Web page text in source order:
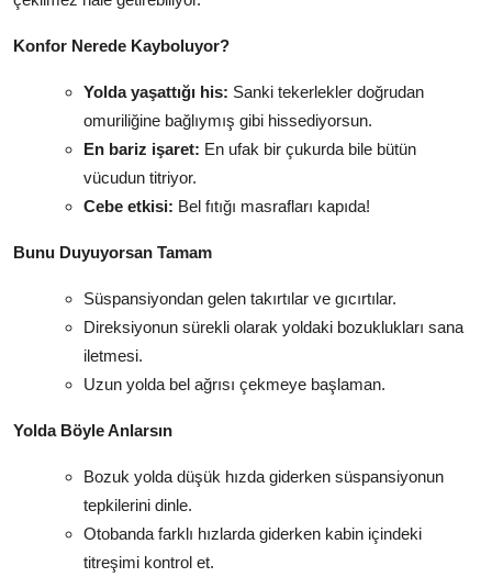
Konfor Nerede Kayboluyor?
Yolda yaşattığı his: Sanki tekerlekler doğrudan
omuriliğine bağlıymış gibi hissediyorsun.
En bariz işaret: En ufak bir çukurda bile bütün
vücudun titriyor.
Cebe etkisi: Bel fıtığı masrafları kapıda!
Bunu Duyuyorsan Tamam
Süspansiyondan gelen takırtılar ve gıcırtılar.
Direksiyonun sürekli olarak yoldaki bozuklukları sana
iletmesi.
Uzun yolda bel ağrısı çekmeye başlaman.
Yolda Böyle Anlarsın
Bozuk yolda düşük hızda giderken süspansiyonun
tepkilerini dinle.
Otobanda farklı hızlarda giderken kabin içindeki
titreşimi kontrol et.